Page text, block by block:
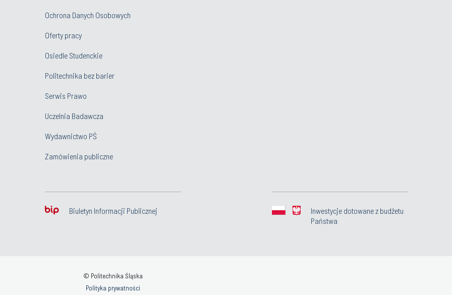
Ochrona Danych Osobowych
Oferty pracy
Osiedle Studenckie
Politechnika bez barier
Serwis Prawo
Uczelnia Badawcza
Wydawnictwo PŚ
Zamówienia publiczne
Biuletyn Informacji Publicznej
Inwestycje dotowane z budżetu
Państwa
© Politechnika Śląska
Polityka prywatności